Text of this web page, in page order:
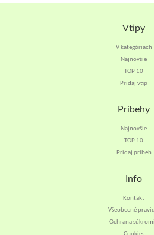
Vtipy
V kategóriach
Najnovšie
TOP 10
Pridaj vtip
Príbehy
Najnovšie
TOP 10
Pridaj príbeh
Info
Kontakt
Všeobecné
Ochrana